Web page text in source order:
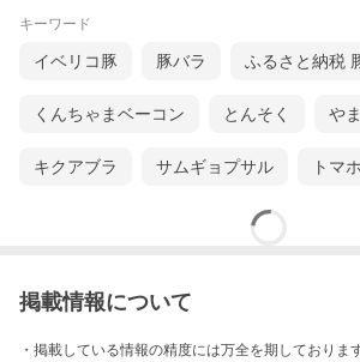
キーワード
イベリコ豚 豚バラ ふるさと納税
くんちゃまベーコン とんそく や
キクアブラ サムギョプサル トマ
掲載情報について
・掲載している情報の精度には万全を期しておりま